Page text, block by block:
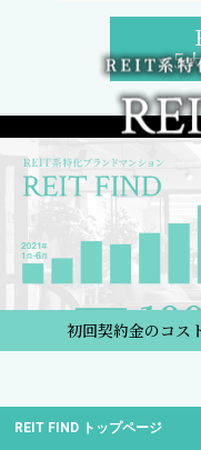
5
初回契約金のコス
REIT FIND トップページ